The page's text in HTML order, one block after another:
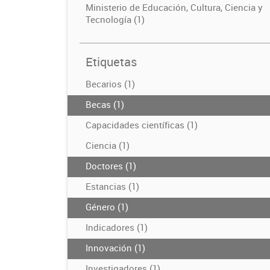
Ministerio de Educación, Cultura, Ciencia y
Tecnología (1)
Etiquetas
Becarios (1)
Becas (1)
Capacidades científicas (1)
Ciencia (1)
Doctores (1)
Estancias (1)
Género (1)
Indicadores (1)
Innovación (1)